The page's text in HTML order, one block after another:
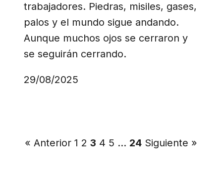
trabajadores. Piedras, misiles, gases,
palos y el mundo sigue andando.
Aunque muchos ojos se cerraron y
se seguirán cerrando.
29/08/2025
« Anterior 1 2 3 4 5 … 24 Siguiente »